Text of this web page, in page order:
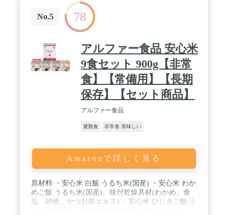
ン)、香料、乳化剤、増粘多糖類、pH調整剤、(一部
に小麦・卵・乳成分・大豆を含む) / 内容量:約50g×2
個/6缶(プレーン、チョコ、メープル各2缶) / カロリ
ー:[プレーン100gあたり]337kcal[チョコ100gあた
り]339kcal[メープル100gあたり]332kcal / 商品サイズ
(高さx奥行x幅):12.4cm×16.8cm×24.7cm
No.5 78
アルファー食品 安心米
9食セット 900g【非常
食】【常備用】【長期
保存】【セット商品】
アルファー食品
避難食 非常食 美味しい
Amazonで詳しく見る
原材料:・安心米 白飯:うるち米(国産) ・安心米 わか
めご飯:うるち米(国産)、味付乾燥具材(わかめ、食
塩、砂糖、かつお節エキス) ・安心米 ひじきご飯:う